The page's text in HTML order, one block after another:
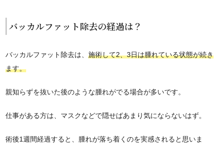
バッカルファット除去の経過は？
バッカルファット除去は、施術して2、3日は腫れている状態が続き
ます。
親知らずを抜いた後のような腫れがでる場合が多いです。
仕事がある方は、マスクなどで隠せばあまり気にならないはず。
術後1週間経過すると、腫れが落ち着くのを実感されると思いま